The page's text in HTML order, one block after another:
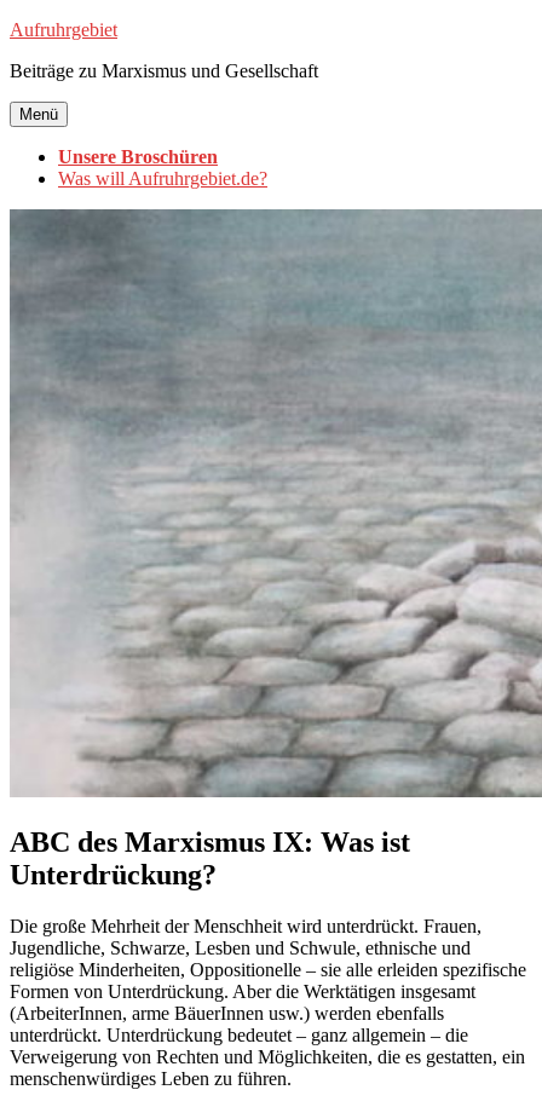
Zum
springen
Aufruhrgebiet
Beiträge zu Marxismus und Gesellschaft
Menü
Unsere Broschüren
Was will Aufruhrgebiet.de?
ABC des Marxismus IX: Was ist
Unterdrückung?
Die große Mehrheit der Menschheit wird unterdrückt. Frauen,
Jugendliche, Schwarze, Lesben und Schwule, ethnische und
religiöse Minderheiten, Oppositionelle – sie alle erleiden spezifische
Formen von Unterdrückung. Aber die Werktätigen insgesamt
(ArbeiterInnen, arme BäuerInnen usw.) werden ebenfalls
unterdrückt. Unterdrückung bedeutet – ganz allgemein – die
Verweigerung von Rechten und Möglichkeiten, die es gestatten, ein
menschenwürdiges Leben zu führen.